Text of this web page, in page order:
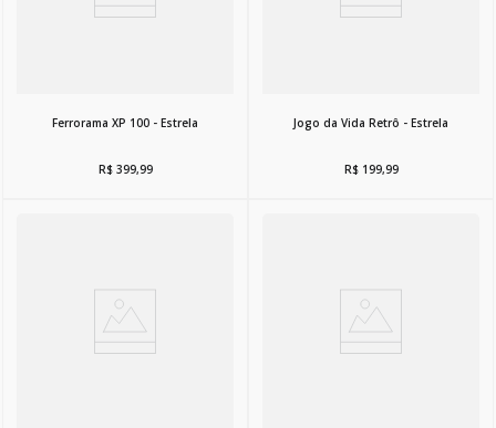
Ferrorama XP 100 - Estrela
R$ 399,99
Jogo da Vida Retrô - Estrela
R$ 199,99